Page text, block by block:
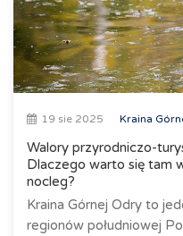
19 sie 2025 Kraina
Walory przyrodniczo-
Dlaczego warto się tam
nocleg?
Kraina Górnej Odry to
regionów południowej